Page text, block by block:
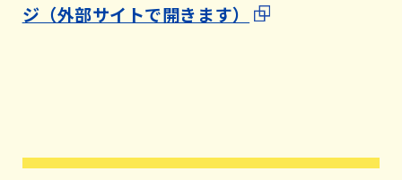
ジ（外部サイトで開きます）